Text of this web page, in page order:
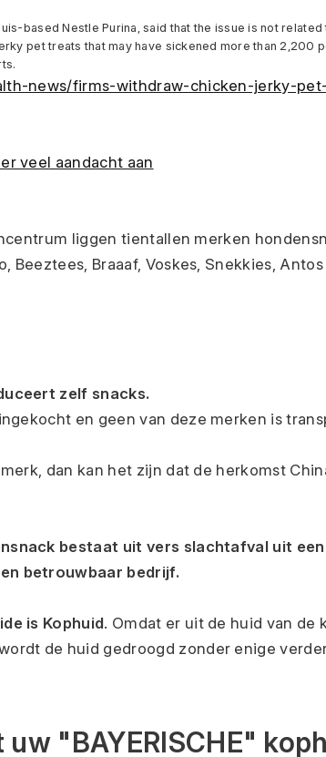
based Nestle Purina, said that the issue is not related
pet treats that may have sickened more than 2,200
news/firms-withdraw-chicken-jerky-
veel aandacht aan
liggen tientallen merken
Beeztees, Braaaf, Voskes, Snekkies,
zelf snacks.
en geen van deze merken is
dan kan het zijn dat de herkomst
bestaat uit vers slachtafval uit
betrouwbaar bedrijf.
is Kophuid. Omdat er uit de huid van de
de huid gedroogd zonder enige
"BAYERISCHE"